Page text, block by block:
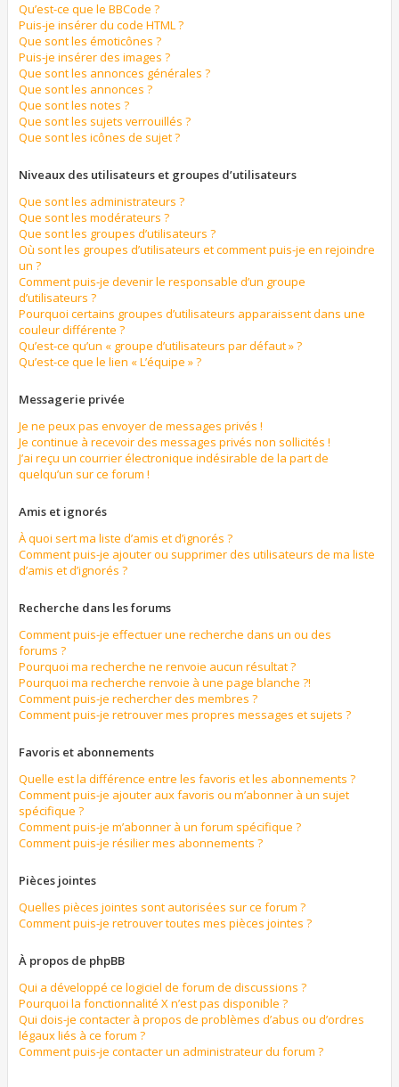
Qu’est-ce que le BBCode ?
Puis-je insérer du code HTML ?
Que sont les émoticônes ?
Puis-je insérer des images ?
Que sont les annonces générales ?
Que sont les annonces ?
Que sont les notes ?
Que sont les sujets verrouillés ?
Que sont les icônes de sujet ?
Niveaux des utilisateurs et groupes d’utilisateurs
Que sont les administrateurs ?
Que sont les modérateurs ?
Que sont les groupes d’utilisateurs ?
Où sont les groupes d’utilisateurs et comment puis-je en rejoindre
un ?
Comment puis-je devenir le responsable d’un groupe
d’utilisateurs ?
Pourquoi certains groupes d’utilisateurs apparaissent dans une
couleur différente ?
Qu’est-ce qu’un « groupe d’utilisateurs par défaut » ?
Qu’est-ce que le lien « L’équipe » ?
Messagerie privée
Je ne peux pas envoyer de messages privés !
Je continue à recevoir des messages privés non sollicités !
J’ai reçu un courrier électronique indésirable de la part de
quelqu’un sur ce forum !
Amis et ignorés
À quoi sert ma liste d’amis et d’ignorés ?
Comment puis-je ajouter ou supprimer des utilisateurs de ma liste
d’amis et d’ignorés ?
Recherche dans les forums
Comment puis-je effectuer une recherche dans un ou des
forums ?
Pourquoi ma recherche ne renvoie aucun résultat ?
Pourquoi ma recherche renvoie à une page blanche ?!
Comment puis-je rechercher des membres ?
Comment puis-je retrouver mes propres messages et sujets ?
Favoris et abonnements
Quelle est la différence entre les favoris et les abonnements ?
Comment puis-je ajouter aux favoris ou m’abonner à un sujet
spécifique ?
Comment puis-je m’abonner à un forum spécifique ?
Comment puis-je résilier mes abonnements ?
Pièces jointes
Quelles pièces jointes sont autorisées sur ce forum ?
Comment puis-je retrouver toutes mes pièces jointes ?
À propos de phpBB
Qui a développé ce logiciel de forum de discussions ?
Pourquoi la fonctionnalité X n’est pas disponible ?
Qui dois-je contacter à propos de problèmes d’abus ou d’ordres
légaux liés à ce forum ?
Comment puis-je contacter un administrateur du forum ?